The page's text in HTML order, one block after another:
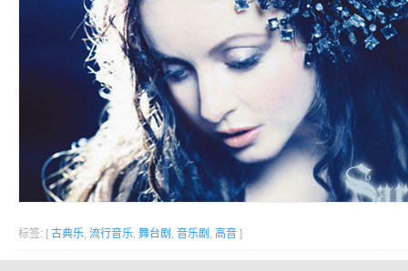
标签: [ 古典乐, 流行音乐, 舞台剧 , 音乐剧 , 高音 ]